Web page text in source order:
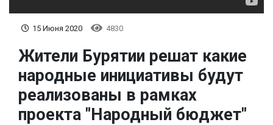
15 Июня 2020 4830
Жители Бурятии решат какие
народные инициативы будут
реализованы в рамках
проекта "Народный бюджет"